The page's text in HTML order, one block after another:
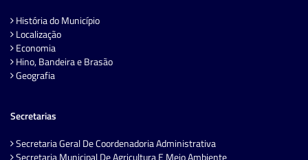
História do Município
Localização
Economia
Hino, Bandeira e Brasão
Geografia
Secretarias
Secretaria Geral De Coordenadoria Administrativa
Secretaria Municipal De Agricultura E Meio Ambiente